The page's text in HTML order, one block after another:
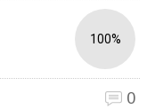
100%
0